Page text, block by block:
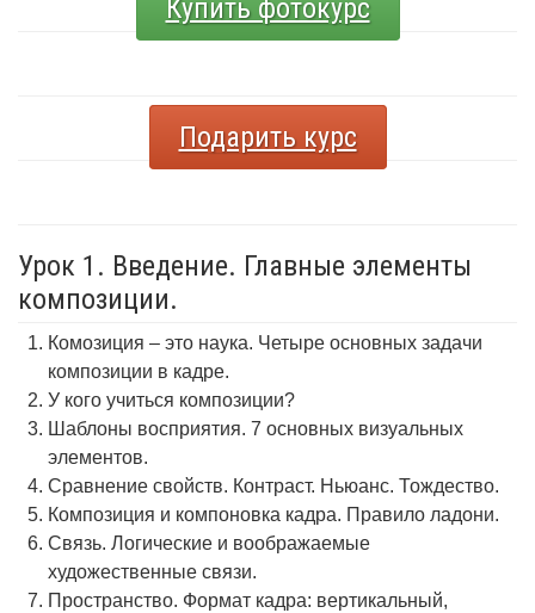
Купить фотокурс
Подарить курс
Урок 1. Введение. Главные элементы
композиции.
Комозиция – это наука. Четыре основных задачи
композиции в кадре.
У кого учиться композиции?
Шаблоны восприятия. 7 основных визуальных
элементов.
Сравнение свойств. Контраст. Ньюанс. Тождество.
Композиция и компоновка кадра. Правило ладони.
Связь. Логические и воображаемые
художественные связи.
Пространство. Формат кадра: вертикальный,